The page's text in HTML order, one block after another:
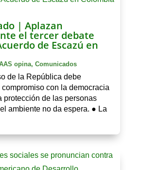
| Aplazan
el tercer debate
de Escazú en
opina, Comunicados
de la República debe
compromiso con la democracia
protección de las personas
ambiente no da espera. ● La